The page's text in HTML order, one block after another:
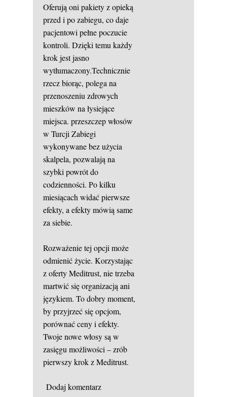
Oferują oni pakiety z opieką
przed i po zabiegu, co daje
pacjentowi pełne poczucie
kontroli. Dzięki temu każdy
krok jest jasno
wytłumaczony.Technicznie
rzecz biorąc, polega na
przenoszeniu zdrowych
mieszków na łysiejące
miejsca. przeszczep włosów
w Turcji Zabiegi
wykonywane bez użycia
skalpela, pozwalają na
szybki powrót do
codzienności. Po kilku
miesiącach widać pierwsze
efekty, a efekty mówią same
za siebie.
Rozważenie tej opcji może
odmienić życie. Korzystając
z oferty Meditrust, nie trzeba
martwić się organizacją ani
językiem. To dobry moment,
by przyjrzeć się opcjom,
porównać ceny i efekty.
Twoje nowe włosy są w
zasięgu możliwości – zrób
pierwszy krok z Meditrust.
Dodaj komentarz